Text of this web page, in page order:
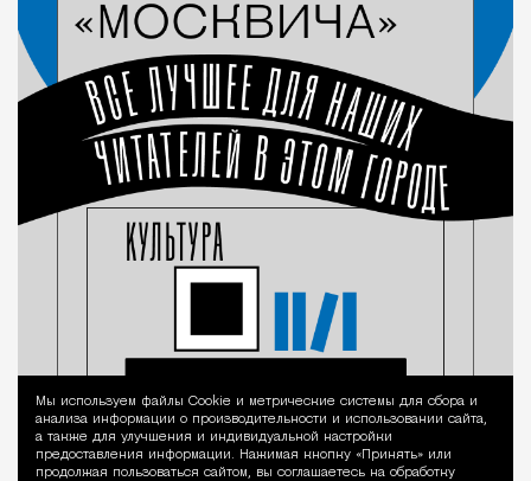
Уведомление
Мы используем файлы Сookie и метрические системы для сбора и
анализа информации о производительности и использовании сайта,
а также для улучшения и индивидуальной настройки
предоставления информации. Нажимая кнопку «Принять» или
продолжая пользоваться сайтом, вы соглашаетесь на обработку